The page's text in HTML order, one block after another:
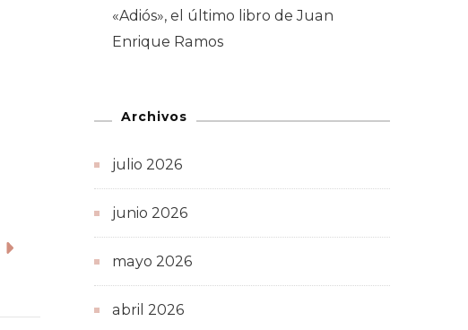
«Adiós», el último libro de Juan
Enrique Ramos
Archivos
julio 2026
junio 2026
mayo 2026
abril 2026